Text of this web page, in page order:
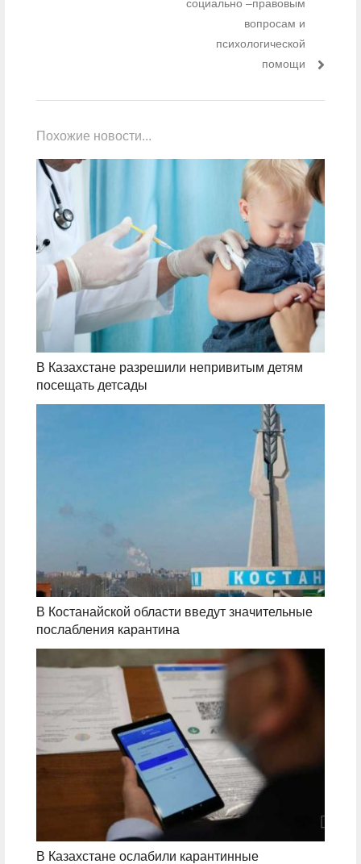
социально –правовым
вопросам и
психологической
помощи
Похожие новости...
В Казахстане разрешили непривитым детям
посещать детсады
В Костанайской области введут значительные
послабления карантина
В Казахстане ослабили карантинные